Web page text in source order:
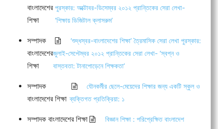
বাংলাদেশের
শিক্ষা
পুরস্কার: অক্টোবর-ডিসেম্বর ২০১২ প্রান্তিকের সেরা লেখা-
‘শিক্ষায় ডিজিটাল ক্লাসরুম’
সম্পাদক
বাংলাদেশের
শিক্ষা
‘শুদ্ধস্বর-বাংলাদেশের শিক্ষা’ ত্রৈমাসিক সেরা লেখা পুরস্কার:
জুলাই-সেপ্টেম্বর ২০১২ প্রান্তিকের সেরা লেখা- ‘স্বপ্ন ও
বাস্তবতা: টানাপোড়েনে শিক্ষকতা’
সম্পাদক
বাংলাদেশের শিক্ষা
যৌনকর্মীর ছেলে-মেয়েদের শিক্ষার জন্য একটি স্কুল ও
ব্যক্তিগত প্রতিক্রিয়া: ১
সম্পাদক বাংলাদেশের শিক্ষা বিজ্ঞান শিক্ষা : পরিপ্রেক্ষিত বাংলাদেশ